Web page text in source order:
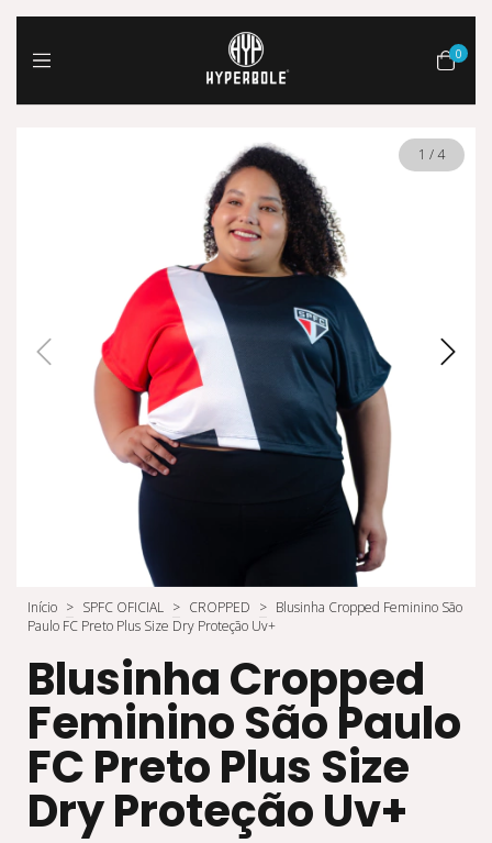
0
1 /4
Início > SPFC OFICIAL > CROPPED > Blusinha Cropped Feminino São
Paulo FC Preto Plus Size Dry Proteção Uv+
Blusinha Cropped
Feminino São Paulo
FC Preto Plus Size
Dry Proteção Uv+